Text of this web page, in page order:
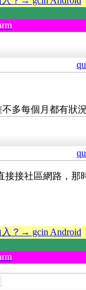
不多每個月都有
接接社區網路，那
？→ gcin Android